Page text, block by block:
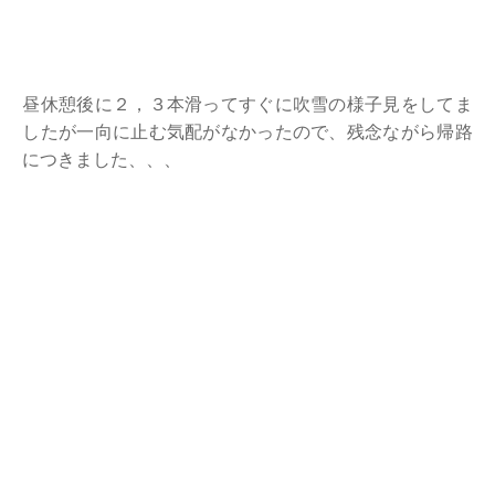
昼休憩後に２，３本滑ってすぐに吹雪の様子見をしてま
したが一向に止む気配がなかったので、残念ながら帰路
につきました、、、